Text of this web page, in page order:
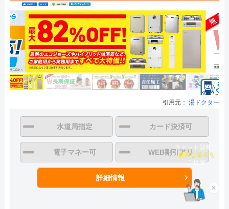
引用元： 湯ドクター
水道局指定 カード決済可
電子マネー可 WEB割引アリ
詳細情報
×
チャット診断で
最適な業者を